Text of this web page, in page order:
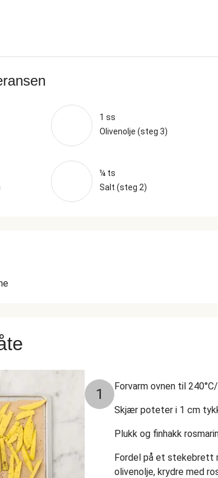
1 ss
Olivenolje (steg 3)
¼ ts
Salt (steg 2)
1 Forvarm ovnen til
Skjær poteter i 1 cm
Plukk og finhakk
Fordel på et stekebrett
olivenolje, krydre med